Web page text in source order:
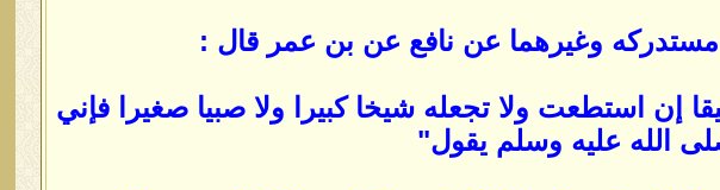
وغيرهما عن نافع عن بن عمر قال :
إن استطعت ولا تجعله شيخا كبيرا ولا صبيا صغيرا فإني
الله عليه وسلم يقول"